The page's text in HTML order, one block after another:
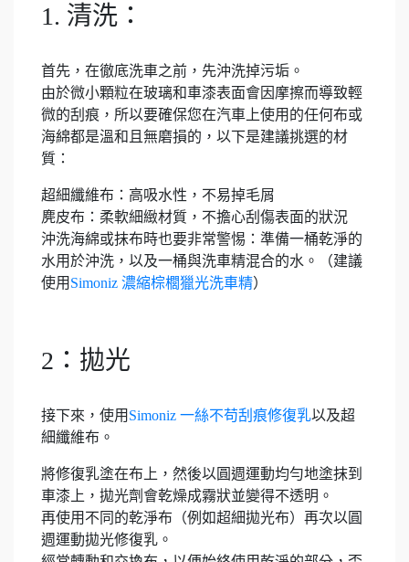
1. 清洗：
首先，在徹底洗車之前，先沖洗掉污垢。
由於微小顆粒在玻璃和車漆表面會因摩擦而導致輕
微的刮痕，所以要確保您在汽車上使用的任何布或
海綿都是溫和且無磨損的，以下是建議挑選的材
質：
超細纖維布：高吸水性，不易掉毛屑
麂皮布：柔軟細緻材質，不擔心刮傷表面的狀況
沖洗海綿或抹布時也要非常警惕：準備一桶乾淨的
水用於沖洗，以及一桶與洗車精混合的水。（建議
使用 Simoniz 濃縮棕櫚獵光洗車精）
2：拋光
接下來，使用 Simoniz 一絲不苟刮痕修復乳以及超
細纖維布。
將修復乳塗在布上，然後以圓週運動均勻地塗抹到
車漆上，拋光劑會乾燥成霧狀並變得不透明。
再使用不同的乾淨布（例如超細拋光布）再次以圓
週運動拋光修復乳。